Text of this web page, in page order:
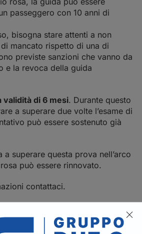
passeggero con 10 anni di
bisogna stare attenti a non
mancato rispetto di una di
previste sanzioni che vanno da
e la revoca della guida
validità di 6 mesi. Durante questo
a superare due volte l’esame di
può essere sostenuto già
a superare questa prova nell’arco
può essere rinnovato.
contattaci.